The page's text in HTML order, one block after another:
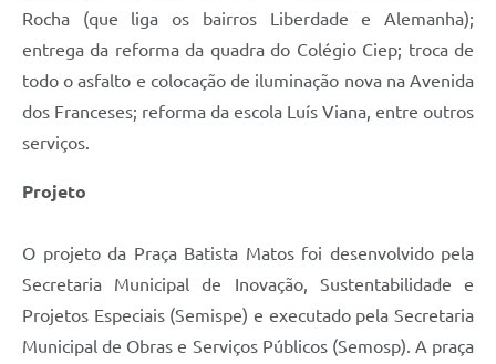
Rocha (que liga os bairros Liberdade e Alemanha);
entrega da reforma da quadra do Colégio Ciep; troca de
todo o asfalto e colocação de iluminação nova na Avenida
dos Franceses; reforma da escola Luís Viana, entre outros
serviços.
Projeto
O projeto da Praça Batista Matos foi desenvolvido pela
Secretaria Municipal de Inovação, Sustentabilidade e
Projetos Especiais (Semispe) e executado pela Secretaria
Municipal de Obras e Serviços Públicos (Semosp). A praça